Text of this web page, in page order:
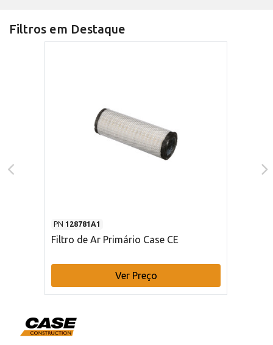
Filtros em Destaque
PN 128781A1
Filtro de Ar Primário Case CE
Ver Preço